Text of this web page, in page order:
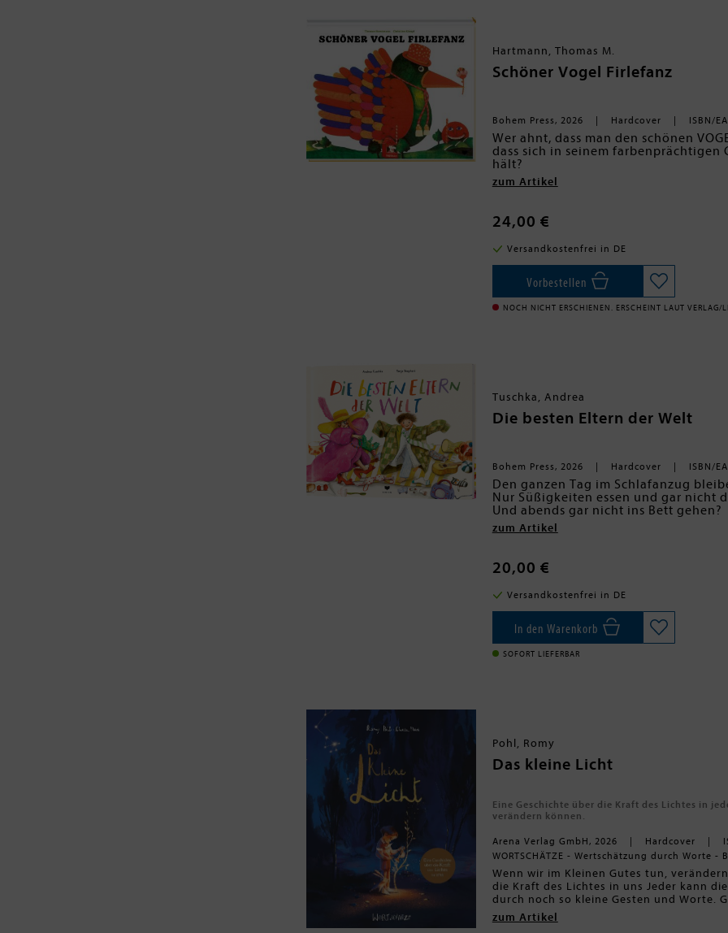
Hartmann, Thomas M.
Schöner Vogel Firlefanz
Bohem Press, 2026 Hardcover ISBN/
Wer ahnt, dass man den schönen
dass sich in seinem farbenprächtigen
hält?
Klipp und Klapp lassen sich Harlekine
hervorzaubern und wieder
absurden Kinderliteratur der 70er
Diese Perle aus der frühen
Freunde der surrealen Pop Art und
zaubern.
Mit neuen Versen vom Lyriker
als Neuauflage endlich wieder
zum Artikel
24,00 €
Versandkostenfrei in DE
Vorbestellen
NOCH NICHT ERSCHIENEN. ERSCHEINT LAUT VERLAG/
Tuschka, Andrea
Die besten Eltern der Welt
Bohem Press, 2026 Hardcover ISBN/
Den ganzen Tag im Schlafanzug
Nur Süßigkeiten essen und gar nicht
Und abends gar nicht ins Bett gehen?
Wer wird denn sowas erlauben?
Na, klar: Die besten Eltern der Welt!
Heute wollen sie die Bestimmer in der
klingt paradiesisch, nicht wahr?
Ein Spiel mit vertauschten Rollen, mit
vor allem mit ganz viel Lebensfreude
Zu den urkomischen Dialogen von
Leser begeistern konnte, hat die
Eldorado im gemütlichen Zuhause
Eine Geschichte, die gleichermaßen
zum Artikel
20,00 €
Versandkostenfrei in DE
In den Warenkorb
SOFORT LIEFERBAR
Pohl, Romy
Das kleine Licht
Eine Geschichte über die Kraft des Lichtes in
verändern können.
Arena Verlag GmbH, 2026 Hardcover
WORTSCHÄTZE - Wertschätzung durch Worte
Wenn wir im Kleinen Gutes tun,
die Kraft des Lichtes in uns Jeder kann
durch noch so kleine Gesten und Worte.
das Gute wachsen und die Welt zum
die ihren Kindern zeigen möchten, dass
"Every beautiful thing you say to
BRYANT H. MCGILL
zum Artikel